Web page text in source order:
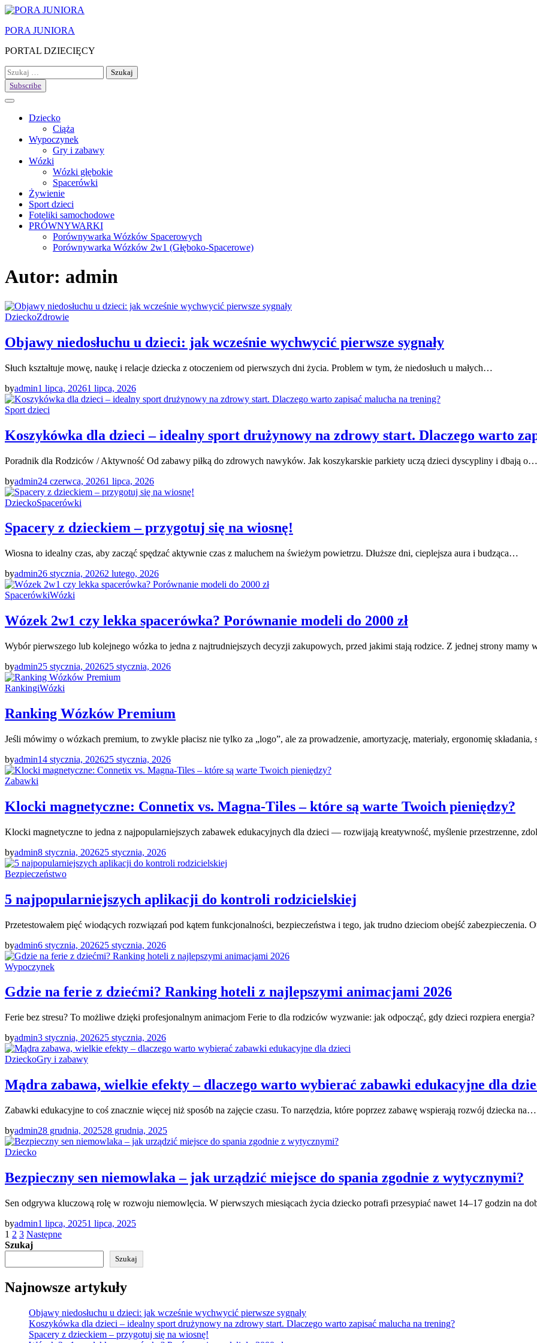
Skip
content
PORA JUNIORA
PORTAL DZIECIĘCY
Szukaj:
Subscribe
Dziecko
Ciąża
Wypoczynek
Gry i zabawy
Wózki
Wózki głębokie
Spacerówki
Żywienie
Sport dzieci
Foteliki samochodowe
PRÓWNYWARKI
Porównywarka Wózków Spacerowych
Porównywarka Wózków 2w1 (Głęboko-Spacerowe)
Autor: admin
DzieckoZdrowie
Objawy niedosłuchu u dzieci: jak wcześnie wychwycić pierwsze sygnały
Słuch kształtuje mowę, naukę i relacje dziecka z otoczeniem od pierwszych dni życia. Problem w tym, że niedosłuch u małych…
byadmin1 lipca, 20261 lipca, 2026
Sport dzieci
Koszykówka dla dzieci – idealny sport drużynowy na zdrowy start. Dlaczego warto
Poradnik dla Rodziców / Aktywność Od zabawy piłką do zdrowych nawyków. Jak koszykarskie parkiety uczą dzieci dyscypliny i dbają o…
byadmin24 czerwca, 20261 lipca, 2026
DzieckoSpacerówki
Spacery z dzieckiem – przygotuj się na wiosnę!
Wiosna to idealny czas, aby zacząć spędzać aktywnie czas z maluchem na świeżym powietrzu. Dłuższe dni, cieplejsza aura i budząca…
byadmin26 stycznia, 20262 lutego, 2026
SpacerówkiWózki
Wózek 2w1 czy lekka spacerówka? Porównanie modeli do 2000 zł
Wybór pierwszego lub kolejnego wózka to jedna z najtrudniejszych decyzji zakupowych, przed jakimi stają rodzice. Z jednej strony mamy
byadmin25 stycznia, 202625 stycznia, 2026
RankingiWózki
Ranking Wózków Premium
Jeśli mówimy o wózkach premium, to zwykle płacisz nie tylko za „logo”, ale za prowadzenie, amortyzację, materiały, ergonomię
byadmin14 stycznia, 202625 stycznia, 2026
Zabawki
Klocki magnetyczne: Connetix vs. Magna-Tiles – które są warte Twoich pieniędzy?
Klocki magnetyczne to jedna z najpopularniejszych zabawek edukacyjnych dla dzieci — rozwijają kreatywność, myślenie przestrzenne,
byadmin8 stycznia, 202625 stycznia, 2026
Bezpieczeństwo
5 najpopularniejszych aplikacji do kontroli rodzicielskiej
Przetestowałem pięć wiodących rozwiązań pod kątem funkcjonalności, bezpieczeństwa i tego, jak trudno dzieciom obejść
byadmin6 stycznia, 202625 stycznia, 2026
Wypoczynek
Gdzie na ferie z dziećmi? Ranking hoteli z najlepszymi animacjami 2026
Ferie bez stresu? To możliwe dzięki profesjonalnym animacjom Ferie to dla rodziców wyzwanie: jak odpocząć, gdy dzieci rozpiera
byadmin3 stycznia, 202625 stycznia, 2026
DzieckoGry i zabawy
Mądra zabawa, wielkie efekty – dlaczego warto wybierać zabawki edukacyjne dla
Zabawki edukacyjne to coś znacznie więcej niż sposób na zajęcie czasu. To narzędzia, które poprzez zabawę wspierają rozwój dziecka na…
byadmin28 grudnia, 202528 grudnia, 2025
Dziecko
Bezpieczny sen niemowlaka – jak urządzić miejsce do spania zgodnie z wytycznymi?
Sen odgrywa kluczową rolę w rozwoju niemowlęcia. W pierwszych miesiącach życia dziecko potrafi przesypiać nawet 14–17 godzin na
byadmin1 lipca, 20251 lipca, 2025
Stronicowanie
wpisów
1 2 3 Następne
Szukaj
Szukaj
Najnowsze artykuły
Objawy niedosłuchu u dzieci: jak wcześnie wychwycić pierwsze sygnały
Koszykówka dla dzieci – idealny sport drużynowy na zdrowy start. Dlaczego warto zapisać malucha na trening?
Spacery z dzieckiem – przygotuj się na wiosnę!